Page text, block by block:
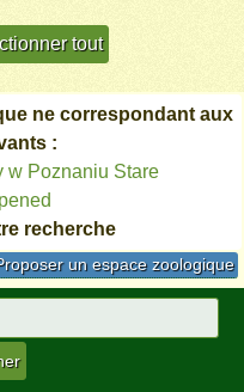
ne correspondant aux
:
w Poznaniu Stare
recherche
un espace zoologique